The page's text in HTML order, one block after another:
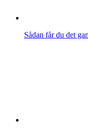
Sådan får du det